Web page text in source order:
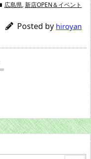
広島県,新店OPEN＆イベント
Posted by hiroyan